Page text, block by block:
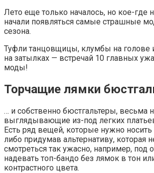
Лето еще только началось, но кое-где
начали появляться самые страшные
сезона.
Туфли танцовщицы, клумбы на голове
на затылках — встречай 10 главных
моды!
Торчащие лямки
… и собственно бюстгальтеры, весьма
выглядывающие из-под легких
Есть ряд вещей, которые нужно носить
либо придумав альтернативу, которая
смотреться так ужасно, например, под
надевать топ-бандо без лямок в тон
контрастного цвета.